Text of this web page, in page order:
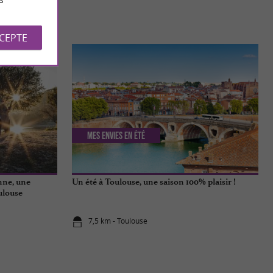
une
Un été à Toulouse, une saison 100% plaisir !
7,5 km - Toulouse
Mes envies en été